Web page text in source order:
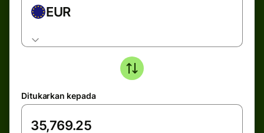
EUR
Ditukarkan kepada